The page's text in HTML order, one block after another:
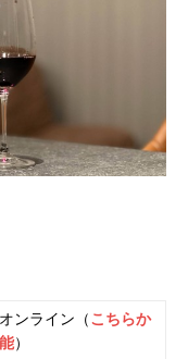
ンライン（こちらか
）